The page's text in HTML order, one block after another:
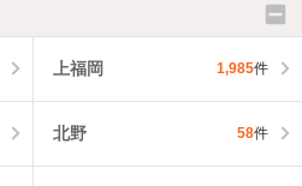
上福岡 1,985件
北野 58件